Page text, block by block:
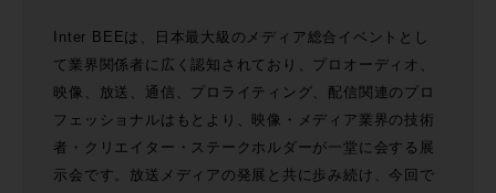
Inter BEEは、日本最大級のメディア総合イベントとし
て業界関係者に広く認知されており、プロオーディオ、
映像、放送、通信、プロライティング、配信関連のプロ
フェッショナルはもとより、映像・メディア業界の技術
者・クリエイター・ステークホルダーが一堂に会する展
示会です。放送メディアの発展と共に歩み続け、今回で